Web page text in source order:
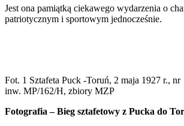
Jest ona pamiątką ciekawego wydarzenia o
patriotycznym i sportowym jednocześnie.
Fot. 1 Sztafeta Puck -Toruń, 2 maja 1927 r., nr
inw. MP/162/H, zbiory MZP
Fotografia – Bieg sztafetowy z Pucka do